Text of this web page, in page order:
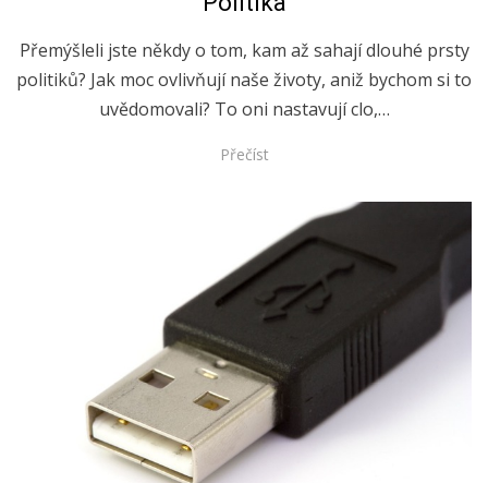
Přemýšleli jste někdy o tom, kam až sahají dlouhé prsty
politiků? Jak moc ovlivňují naše životy, aniž bychom si to
uvědomovali? To oni nastavují clo,…
Přečíst